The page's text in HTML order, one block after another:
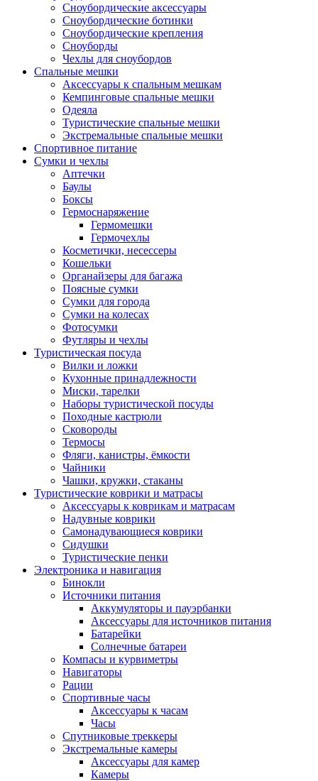
Сноубордические аксессуары
Сноубордические ботинки
Сноубордические крепления
Сноуборды
Чехлы для сноубордов
Спальные мешки
Аксессуары к спальным мешкам
Кемпинговые спальные мешки
Одеяла
Туристические спальные мешки
Экстремальные спальные мешки
Спортивное питание
Сумки и чехлы
Аптечки
Баулы
Боксы
Гермоснаряжение
Гермомешки
Гермочехлы
Косметички, несессеры
Кошельки
Органайзеры для багажа
Поясные сумки
Сумки для города
Сумки на колесах
Фотосумки
Футляры и чехлы
Туристическая посуда
Вилки и ложки
Кухонные принадлежности
Миски, тарелки
Наборы туристической посуды
Походные кастрюли
Сковороды
Термосы
Фляги, канистры, ёмкости
Чайники
Чашки, кружки, стаканы
Туристические коврики и матрасы
Аксессуары к коврикам и матрасам
Надувные коврики
Самонадувающиеся коврики
Сидушки
Туристические пенки
Электроника и навигация
Бинокли
Источники питания
Аккумуляторы и пауэрбанки
Аксессуары для источников питания
Батарейки
Солнечные батареи
Компасы и курвиметры
Навигаторы
Рации
Спортивные часы
Аксессуары к часам
Часы
Спутниковые треккеры
Экстремальные камеры
Аксессуары для камер
Камеры